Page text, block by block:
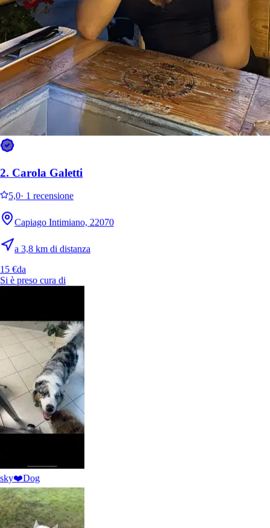
Nuovo
Como, 22100
a 6,4 km di distanza
15 €
È più facile cercare i pet sitter nell’app
Scarica l’app Sittsy
2. Carola Galetti
5,0· 1 recensione
Capiago Intimiano, 22070
a 3,8 km di distanza
15 €da
Si è preso cura di
sky❤️Dog